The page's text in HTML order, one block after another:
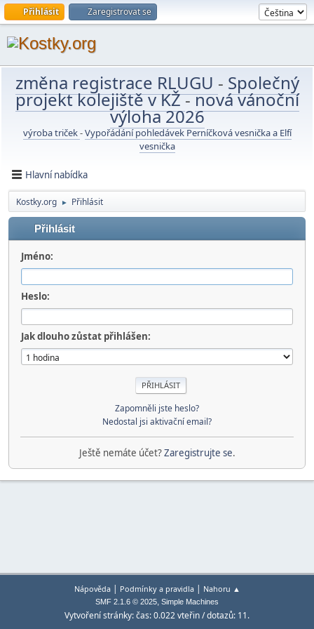
Přihlásit Zaregistrovat se
změna registrace RLUGU - Společný
projekt kolejiště v KŽ-nová vánoční
výloha 2026
výroba triček-Vypořádání pohledávek Perníčková vesnička a Elfí
vesnička
Hlavní nabídka
Kostky.org ► Přihlásit
Přihlásit
Jméno:
Heslo:
Jak dlouho zůstat přihlášen:
Zapomněli jste heslo?
Nedostal jsi aktivační email?
Ještě nemáte účet?Zaregistrujte se.
Nápověda| Podmínky a pravidla| Nahoru ▲
SMF 2.1.6 © 2025, Simple Machines
Vytvoření stránky: čas: 0.022 vteřin / dotazů: 11.